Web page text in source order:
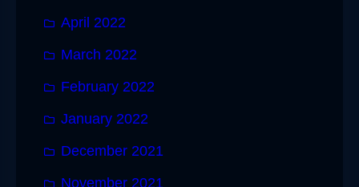
April 2022
March 2022
February 2022
January 2022
December 2021
November 2021